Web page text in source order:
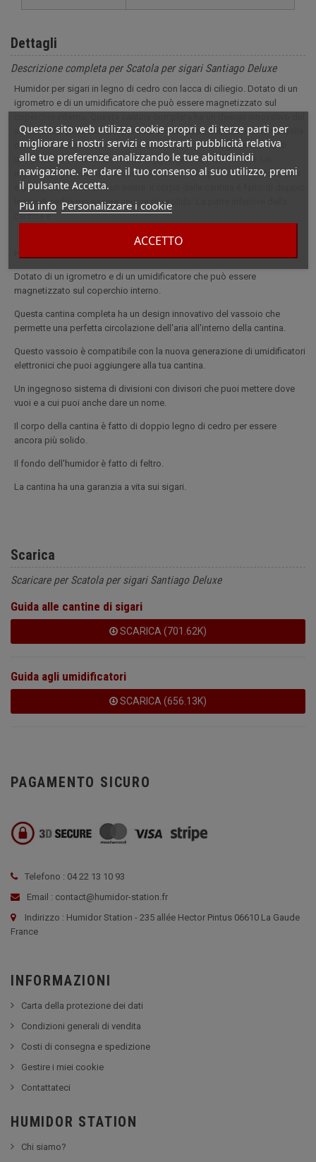
Questo sito web utilizza cookie propri e di terze parti per
migliorare i nostri servizi e mostrarti pubblicità relativa
alle tue preferenze analizzando le tue abitudinidi
navigazione. Per dare il tuo consenso al suo utilizzo, premi
il pulsante Accetta.
Piú info Personalizzare i cookie
ACCETTO
Dettagli
Descrizione completa per Scatola per sigari Santiago Deluxe
Humidor per sigari in legno di cedro con lacca di ciliegio. Dotato di un
igrometro e di un umidificatore che può essere magnetizzato sul
vassoio che permette una perfetta circolazione dell'aria all'interno della
cantina. Questo vassoio è compatibile con la nuova generazione di
umidificatori elettronici che puoi aggiungere alla tua cantina. Un
ingegnoso sistema di divisioni con divisori che puoi mettere dove vuoi
e a cui puoi anche dare un nome. Il corpo della cantina è fatto di doppio
legno di cedro per essere ancora più solido. La parte inferiore della
cantina è
Dotato di un igrometro e di un umidificatore che può essere
magnetizzato sul coperchio interno.
Questa cantina completa ha un design innovativo del vassoio che
permette una perfetta circolazione dell'aria all'interno della cantina.
Questo vassoio è compatibile con la nuova generazione di umidificatori
elettronici che puoi aggiungere alla tua cantina.
Un ingegnoso sistema di divisioni con divisori che puoi mettere dove
vuoi e a cui puoi anche dare un nome.
Il corpo della cantina è fatto di doppio legno di cedro per essere
ancora più solido.
Il fondo dell'humidor è fatto di feltro.
La cantina ha una garanzia a vita sui sigari.
Scarica
Scaricare per Scatola per sigari Santiago Deluxe
Guida alle cantine di sigari
SCARICA (701.62K)
Guida agli umidificatori
SCARICA (656.13K)
PAGAMENTO SICURO
Telefono : 04 22 13 10 93
Email : contact@humidor-station.fr
Indirizzo : Humidor Station - 235 allée Hector Pintus 06610 La Gaude
France
INFORMAZIONI
Carta della protezione dei dati
Condizioni generali di vendita
Costi di consegna e spedizione
Gestire i miei cookie
Contattateci
HUMIDOR STATION
Chi siamo?